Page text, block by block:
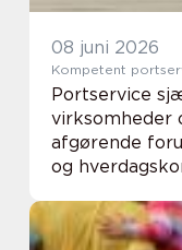
08 juni 2026
Kompetent
Portservice
virksomheder
afgørende
og
korrekt, kan